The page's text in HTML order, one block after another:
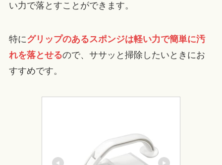
い力で落とすことができます。
特にグリップのあるスポンジは軽い力で簡単に汚
れを落とせるので、ササッと掃除したいときにお
すすめです。